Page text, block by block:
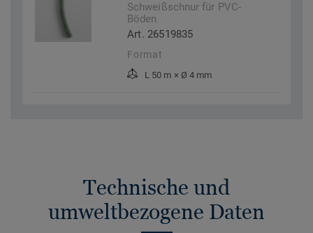
Schweißschnur für PVC-
Böden
Art. 26519835
Format
L 50 m × Ø 4 mm
Technische und
umweltbezogene Daten